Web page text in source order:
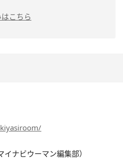
こちら
イナビウーマン編集部）